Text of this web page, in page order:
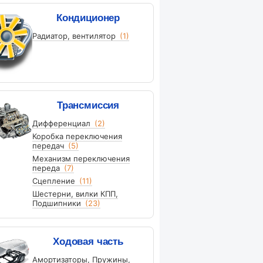
Кондиционер
Радиатор, вентилятор (1)
Трансмиссия
Дифференциал (2)
Коробка переключения
передач (5)
Механизм переключения
переда (7)
Сцепление (11)
Шестерни, вилки КПП,
Подшипники (23)
Ходовая часть
Амортизаторы, Пружины,